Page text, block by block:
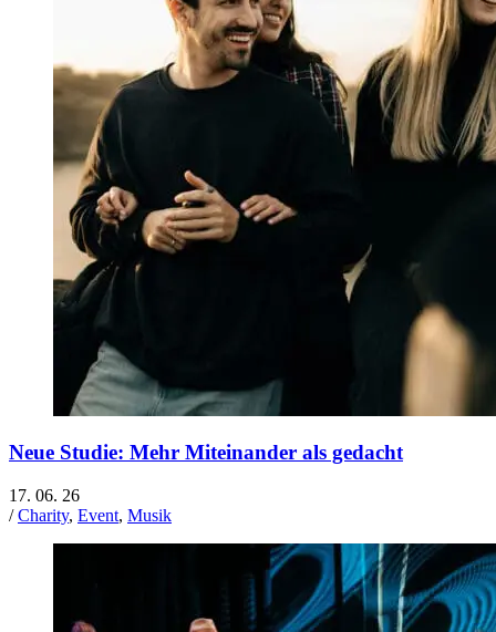
Neue Studie: Mehr Miteinander als gedacht
17. 06. 26
/Charity, Event, Musik